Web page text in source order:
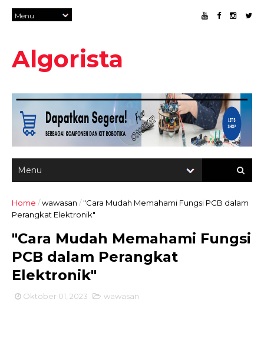
Algorista
Home /wawasan / "Cara Mudah Memahami Fungsi PCB dalam
Perangkat Elektronik"
"Cara Mudah Memahami Fungsi
PCB dalam Perangkat
Elektronik"
Oktober 01, 2023 wawasan